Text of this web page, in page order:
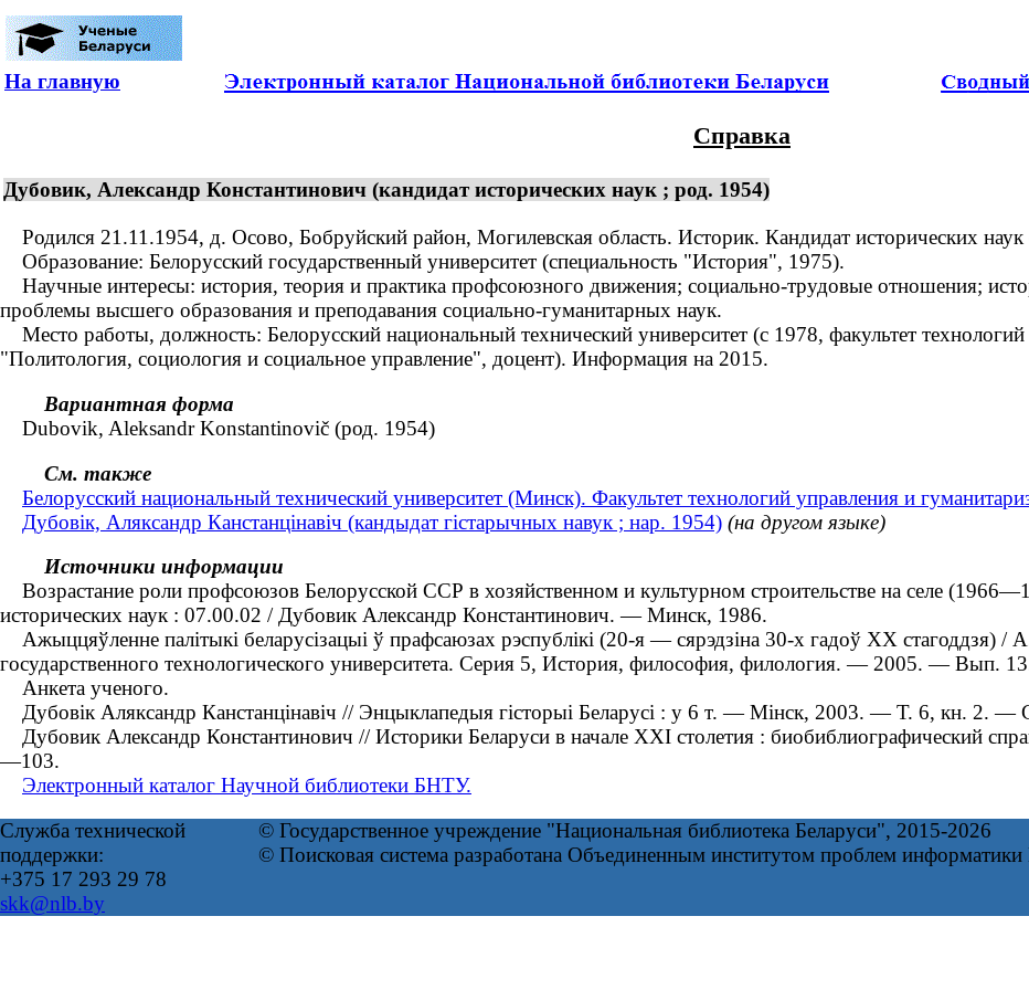
На главную
Справка
Дубовик, Александр Константинович (кандидат исторических наук ; род. 1954)
Родился 21.11.1954, д. Осово, Бобруйский район, Могилевская область. Историк. Кандидат исторических
Образование: Белорусский государственный университет (специальность "История", 1975).
Научные интересы: история, теория и практика профсоюзного движения; социально-трудовые отношения;
проблемы высшего образования и преподавания социально-гуманитарных наук.
Место работы, должность: Белорусский национальный технический университет (с 1978, факультет
"Политология, социология и социальное управление", доцент). Информация на 2015.
Вариантная форма
Dubovik, Aleksandr Konstantinovič (род. 1954)
См. также
Белорусский национальный технический университет (Минск). Факультет технологий управления и
Дубовік, Аляксандр Канстанцінавіч (кандыдат гістарычных навук ; нар. 1954) (на другом языке)
Источники информации
Возрастание роли профсоюзов Белорусской ССР в хозяйственном и культурном строительстве на селе
исторических наук : 07.00.02 / Дубовик Александр Константинович. — Минск, 1986.
Ажыццяўленне палітыкі беларусізацыі ў прафсаюзах рэспублікі (20-я — сярэдзіна 30-х гадоў XX стагоддзя)
государственного технологического университета. Серия 5, История, философия, филология. — 2005. —
Анкета ученого.
Дубовік Аляксандр Канстанцінавіч // Энцыклапедыя гісторыі Беларусі : у 6 т. — Мінск, 2003. — Т. 6, кн. 2. —
Дубовик Александр Константинович // Историки Беларуси в начале XXI столетия : биобиблиографический
—103.
Электронный каталог Научной библиотеки БНТУ.
Служба технической
поддержки:
+375 17 293 29 78
skk@nlb.by
© Государственное учреждение "Национальная библиотека Беларуси", 2015-2026
© Поисковая система разработана Объединенным институтом проблем